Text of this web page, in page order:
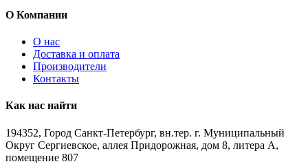
О Компании
О нас
Доставка и оплата
Производители
Контакты
Как нас найти
194352, Город Санкт-Петербург, вн.тер. г. Муниципальный
Округ Сергиевское, аллея Придорожная, дом 8, литера А,
помещение 807